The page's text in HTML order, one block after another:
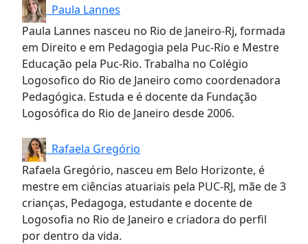
Paula Lannes
Paula Lannes nasceu no Rio de Janeiro-Rj, formada
em Direito e em Pedagogia pela Puc-Rio e Mestre
Educação pela Puc-Rio. Trabalha no Colégio
Logosofico do Rio de Janeiro como coordenadora
Pedagógica. Estuda e é docente da Fundação
Logosófica do Rio de Janeiro desde 2006.
Rafaela Gregório
Rafaela Gregório, nasceu em Belo Horizonte, é
mestre em ciências atuariais pela PUC-RJ, mãe de 3
crianças, Pedagoga, estudante e docente de
Logosofia no Rio de Janeiro e criadora do perfil
por dentro da vida.